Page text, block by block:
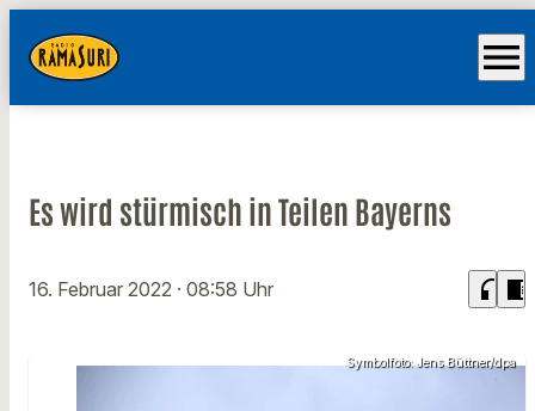
menu
Es wird stürmisch in Teilen Bayerns
16. Februar 2022 · 08:58 Uhr headphones chrome_reader_mode
Symbolfoto: Jens Büttner/dpa